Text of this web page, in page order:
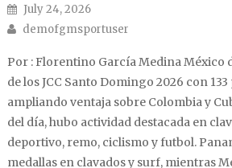
Posted on
July 24, 2026
Author
demofgmsportuser
Por : Florentino García Medina México
de los JCC Santo Domingo 2026 con
ampliando ventaja sobre Colombia y
del día, hubo actividad destacada en
deportivo, remo, ciclismo y futbol.
medallas en clavados y surf, mientras